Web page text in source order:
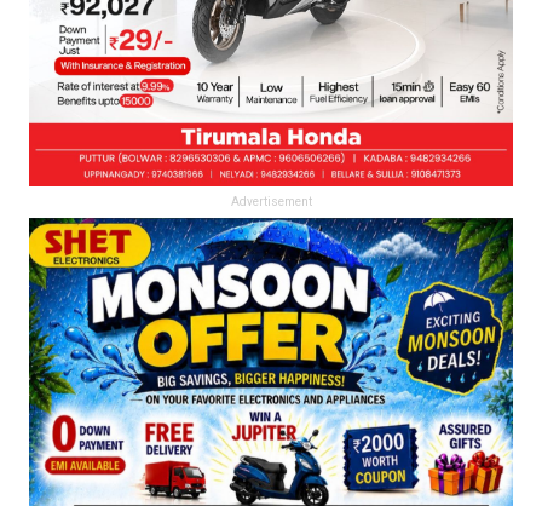
Advertisement